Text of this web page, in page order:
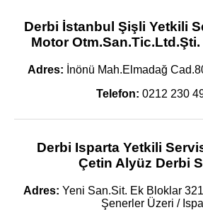
Derbi İstanbul Şişli Yetkili
Motor
Adres: İnönü Mah.Elmadağ
Telefon: 0212 230
Derbi Isparta Yetkili
Çetin Alyüz Derbi
Adres: Yeni San.Sit. Ek Bloklar
Şenerler Üzeri /